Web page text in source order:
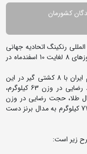
رنکینگ اتحادیه جهانی
کشتی در سال 2026 با نام جام موحامت مالو روزهای 8 لغایت 10 اسفندماه در
به گزارش روابط عمومی فدراسیون کشتی، تیم ایران با 8 کشتی گیر در این
مسابقات حضور داشت که در پایان محمدجواد رضایی در وزن 63 کیلوگرم،
82 کیلوگرم به مدال طلا، حجت رضایی در وزن
63 کیلوگرم به مدال نقره و امیر عبدی در وزن 77 کیلوگرم به مدال برنز دست
زیر است: